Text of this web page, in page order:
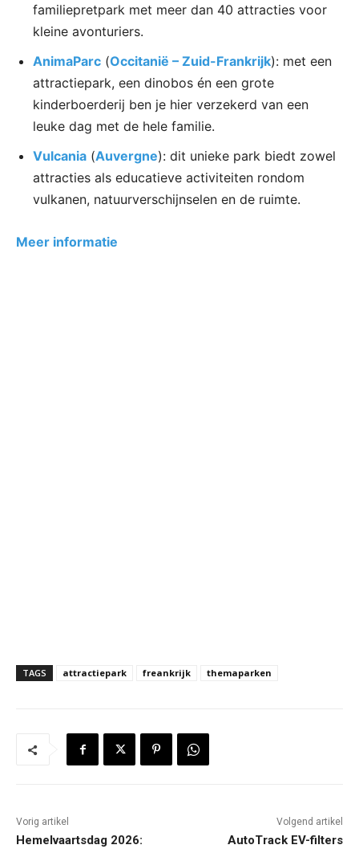
familiepretpark met meer dan 40 attracties voor
kleine avonturiers.
AnimaParc (Occitanië – Zuid-Frankrijk): met een
attractiepark, een dinobos én een grote
kinderboerderij ben je hier verzekerd van een
leuke dag met de hele familie.
Vulcania (Auvergne): dit unieke park biedt zowel
attracties als educatieve activiteiten rondom
vulkanen, natuurverschijnselen en de ruimte.
Meer informatie
TAGS attractiepark freankrijk themaparken
Vorig artikel
Hemelvaartsdag 2026:
Volgend artikel
AutoTrack EV-filters